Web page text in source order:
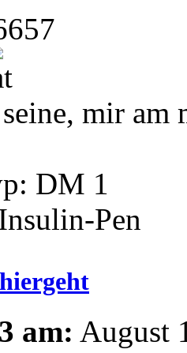
mir am
DM 1
Pen
am: August